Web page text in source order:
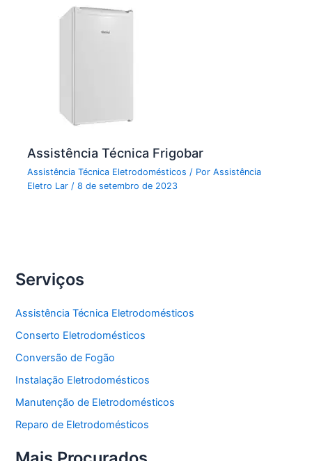
Assistência Técnica Frigobar
Assistência Técnica Eletrodomésticos / PorAssistência
Eletro Lar /8 de setembro de 2023
Serviços
Assistência Técnica Eletrodomésticos
Conserto Eletrodomésticos
Conversão de Fogão
Instalação Eletrodomésticos
Manutenção de Eletrodomésticos
Reparo de Eletrodomésticos